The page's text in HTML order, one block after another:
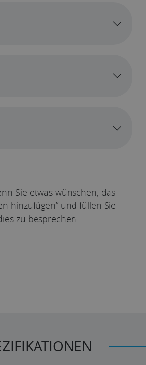
Sie etwas wünschen, das
hinzufügen” und füllen Sie
zu besprechen.